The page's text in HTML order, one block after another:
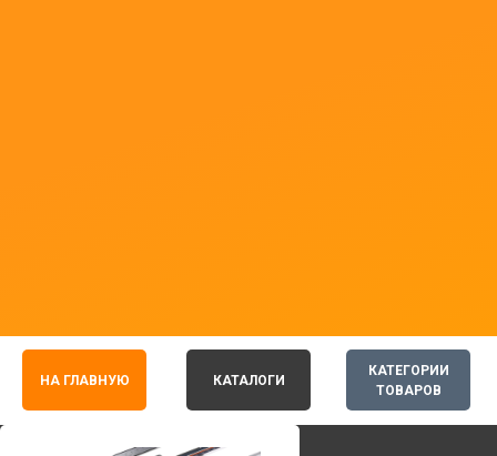
КАТЕГОРИИ
ТОВАРОВ
НА ГЛАВНУЮ КАТАЛОГИ